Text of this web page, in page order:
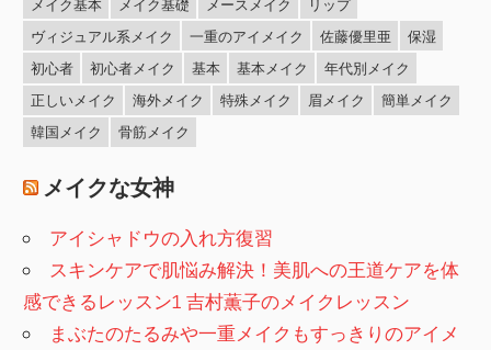
メイク基本
メイク基礎 メースメイク
リップ
ヴィジュアル系メイク
一重のアイメイク 佐藤優里亜
保湿
初心者
初心者メイク 基本 基本メイク
年代別メイク
正しいメイク
海外メイク 特殊メイク 眉メイク
簡単メイク
韓国メイク
骨筋メイク
メイクな女神
アイシャドウの入れ方復習
スキンケアで肌悩み解決！美肌への王道ケアを体
感できるレッスン1 吉村薫子のメイクレッスン
まぶたのたるみや一重メイクもすっきりのアイメ